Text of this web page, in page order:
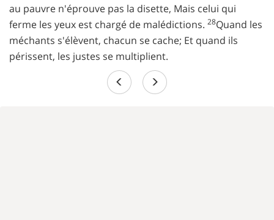
au pauvre n'éprouve pas la disette, Mais celui qui
ferme les yeux est chargé de malédictions. 28Quand les
méchants s'élèvent, chacun se cache; Et quand ils
périssent, les justes se multiplient.